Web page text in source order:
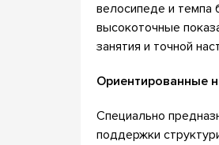
велосипеде и темпа
высокоточные
занятия и точной
Ориентированные
Специально
поддержки